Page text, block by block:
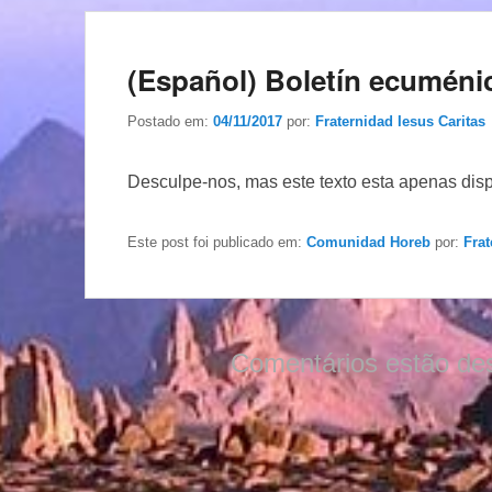
(Español) Boletín
Postado em: 04/11/2017 por: Fraternidad Iesus Caritas
Desculpe-nos, mas este texto esta apenas
Este post foi publicado em: Comunidad Horeb por:
Comentários estão